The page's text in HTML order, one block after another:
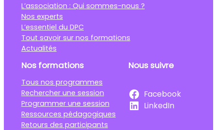
L’association : Qui sommes-nous ?
Nos experts
L’essentiel du DPC
Tout savoir sur nos formations
Actualités
Nos formations
Tous nos programmes
Rechercher une session
Programmer une session
Ressources pédagogiques
Retours des participants
Nous suivre
Facebook
LinkedIn